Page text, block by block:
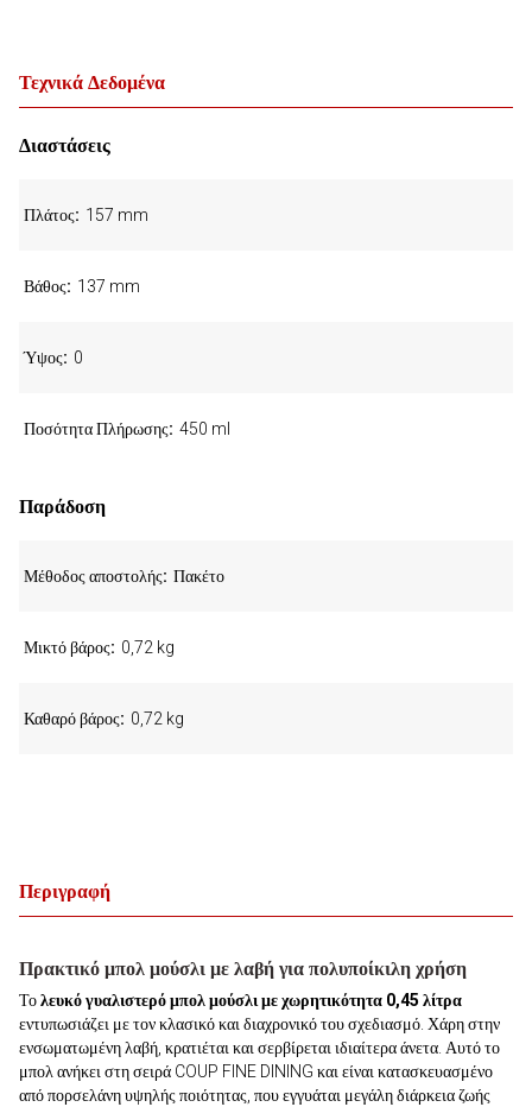
Περιγραφή
Πρακτικό μπολ μούσλι με λαβή για πολυποίκιλη χρήση
Τολευκό γυαλιστερό μπολ μούσλι με χωρητικότητα 0,45 λίτρα
εντυπωσιάζει με τον κλασικό και διαχρονικό του σχεδιασμό. Χάρη στην
ενσωματωμένη λαβή, κρατιέται και σερβίρεται ιδιαίτερα άνετα. Αυτό το
μπολ ανήκει στη σειρά COUP FINE DINING και είναι κατασκευασμένο
από πορσελάνη υψηλής ποιότητας, που εγγυάται μεγάλη διάρκεια ζωής
Τεχνικά Δεδομένα
Διαστάσεις
Πλάτος 157 mm
Βάθος 137 mm
Ύψος 0
Ποσότητα Πλήρωσης 450 ml
Παράδοση
Μέθοδος αποστολής Πακέτο
Μικτό βάρος 0,72 kg
Καθαρό βάρος 0,72 kg